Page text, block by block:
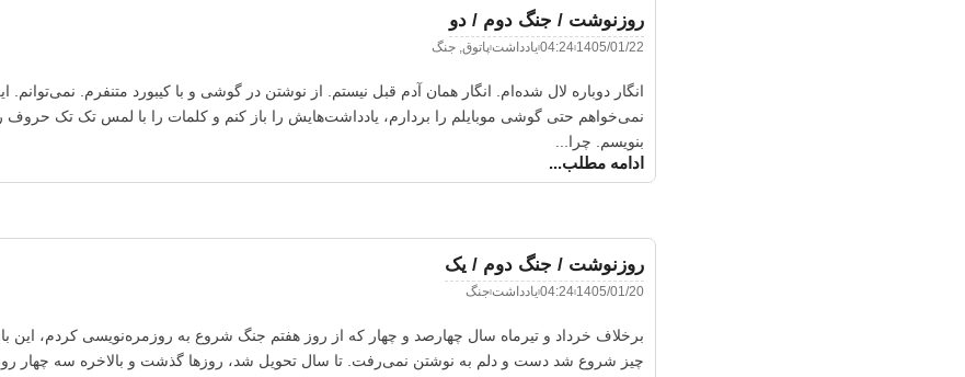
روزنوشت / جنگ دوم / دو
1405/01/22
04:24یادداشتپاتوق, جنگ
انگار دوباره لال شده‌ام. انگار همان آدم قبل نیستم. از نوشتن در گوشی و با کیبورد متنفرم.
نمی‌خواهم حتی گوشی موبایلم را بردارم، یادداشت‌هایش را باز کنم و کلمات را با لمس تک تک
بنویسم. چرا...
ادامه مطلب...
روزنوشت / جنگ دوم / یک
1405/01/20
04:24یادداشتجنگ
برخلاف خرداد و تیرماه سال چهارصد و چهار که از روز هفتم جنگ شروع به روزمره‌نویسی کردم، این
چیز شروع شد دست و دلم به نوشتن نمی‌رفت. تا سال تحویل شد، روزها گذشت و بالاخره سه چهار